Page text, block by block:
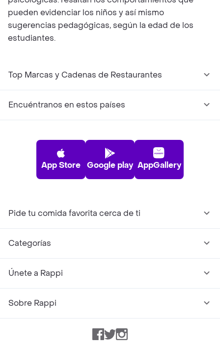
pueden evidenciar los niños y así mismo
sugerencias pedagógicas, según la edad de los
estudiantes.
Top Marcas y Cadenas de Restaurantes
Encuéntranos en estos países
App Store Google play AppGallery
Pide tu comida favorita cerca de ti
Categorías
Únete a Rappi
Sobre Rappi
Facebook
TwitterInstagram